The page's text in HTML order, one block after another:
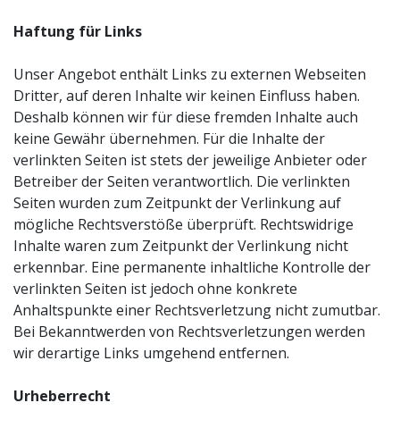
Haftung für Links
Unser Angebot enthält Links zu externen Webseiten
Dritter, auf deren Inhalte wir keinen Einfluss haben.
Deshalb können wir für diese fremden Inhalte auch
keine Gewähr übernehmen. Für die Inhalte der
verlinkten Seiten ist stets der jeweilige Anbieter oder
Betreiber der Seiten verantwortlich. Die verlinkten
Seiten wurden zum Zeitpunkt der Verlinkung auf
mögliche Rechtsverstöße überprüft. Rechtswidrige
Inhalte waren zum Zeitpunkt der Verlinkung nicht
erkennbar. Eine permanente inhaltliche Kontrolle der
verlinkten Seiten ist jedoch ohne konkrete
Anhaltspunkte einer Rechtsverletzung nicht zumutbar.
Bei Bekanntwerden von Rechtsverletzungen werden
wir derartige Links umgehend entfernen.
Urheberrecht